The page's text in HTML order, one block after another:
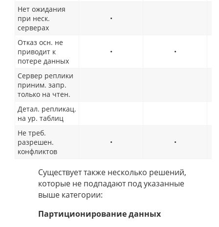
Нет ожидания
при неск.
серверах
•
Отказ осн. не
приводит к
потере данных
• •
Сервер реплики
приним. запр.
только на чтен.
Детал. репликац.
на ур. таблиц
Не треб.
разрешен.
конфликтов
• •
Существует также несколько решений,
которые не подпадают под указанные
выше категории:
Партиционирование данных